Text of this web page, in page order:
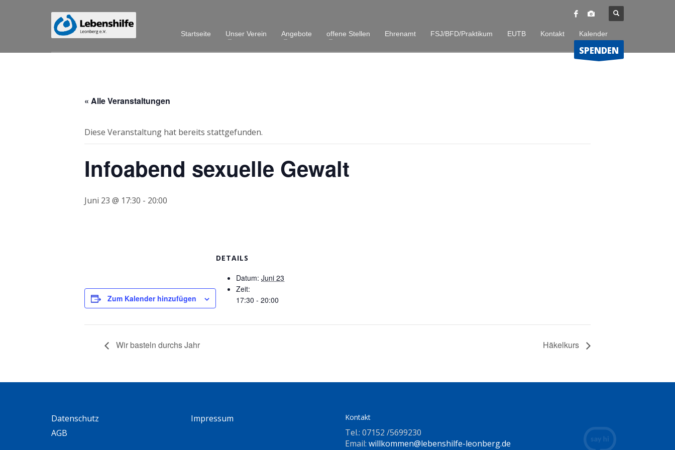
Startseite Unser Verein Angebote offene Stellen Ehrenamt FSJ/BFD/Praktikum EUTB Kontakt Kalender
SPENDEN
« Alle Veranstaltungen
Diese Veranstaltung hat bereits stattgefunden.
Infoabend sexuelle Gewalt
Juni 23 @ 17:30 - 20:00
Zum Kalender hinzufügen
DETAILS
Datum: Juni 23
Zeit:
17:30 - 20:00
Wir basteln durchs Jahr Häkelkurs
Datenschutz
Impressum
AGB
Kontakt
Tel.: 07152 /5699230
Email: willkommen@lebenshilfe-leonberg.de